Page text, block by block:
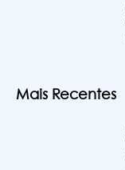
Mais Recentes